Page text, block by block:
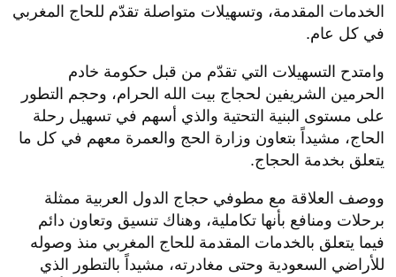
الخدمات المقدمة، وتسهيلات متواصلة تقدّم للحاج المغربي
في كل عام.
وامتدح التسهيلات التي تقدّم من قبل حكومة خادم
الحرمين الشريفين لحجاج بيت الله الحرام، وحجم التطور
على مستوى البنية التحتية والذي أسهم في تسهيل رحلة
الحاج، مشيداً بتعاون وزارة الحج والعمرة معهم في كل ما
يتعلق بخدمة الحجاج.
ووصف العلاقة مع مطوفي حجاج الدول العربية ممثلة
برحلات ومنافع بأنها تكاملية، وهناك تنسيق وتعاون دائم
فيما يتعلق بالخدمات المقدمة للحاج المغربي منذ وصوله
للأراضي السعودية وحتى مغادرته، مشيداً بالتطور الذي